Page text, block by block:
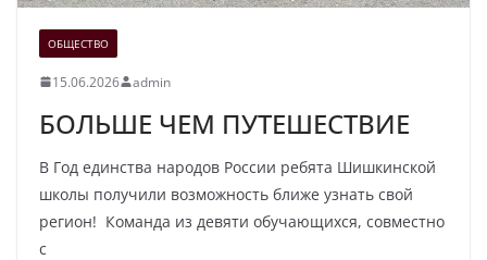
ОБЩЕСТВО
15.06.2026 admin
БОЛЬШЕ ЧЕМ ПУТЕШЕСТВИЕ
В Год единства народов России ребята Шишкинской
школы получили возможность ближе узнать свой
регион! Команда из девяти обучающихся, совместно
с